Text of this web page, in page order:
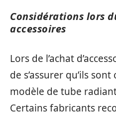
Considérations lors
accessoires
Lors de l’achat
de s’assurer qu’ils
modèle de tube
Certains fabricants